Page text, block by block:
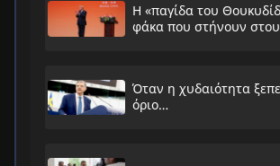
Η «παγίδα του
φάκα που στήνουν
Όταν η χυδαιότητα
όριο…